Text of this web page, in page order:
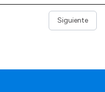
Siguiente